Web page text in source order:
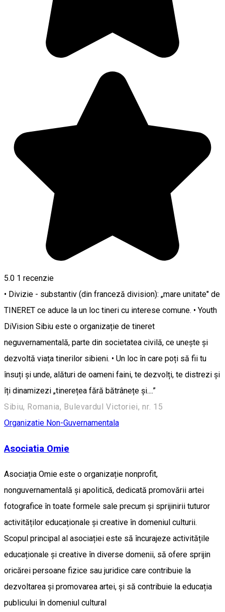
5.0 1 recenzie
• Divizie - substantiv (din franceză division): „mare unitate" de
TINERET ce aduce la un loc tineri cu interese comune. • Youth
DiVision Sibiu este o organizație de tineret
neguvernamentală, parte din societatea civilă, ce unește și
dezvoltă viața tinerilor sibieni. • Un loc în care poți să fii tu
însuți și unde, alături de oameni faini, te dezvolți, te distrezi și
îți dinamizezi „tinerețea fără bătrânețe și....”
Sibiu, Romania, Bulevardul Victoriei, nr. 15
Organizatie Non-Guvernamentala
Asociatia Omie
Asociația Omie este o organizație nonprofit,
nonguvernamentală și apolitică, dedicată promovării artei
fotografice în toate formele sale precum și sprijinirii tuturor
activităților educaționale și creative în domeniul culturii.
Scopul principal al asociației este să încurajeze activitățile
educaționale și creative în diverse domenii, să ofere sprijin
oricărei persoane fizice sau juridice care contribuie la
dezvoltarea și promovarea artei, și să contribuie la educația
publicului în domeniul cultural